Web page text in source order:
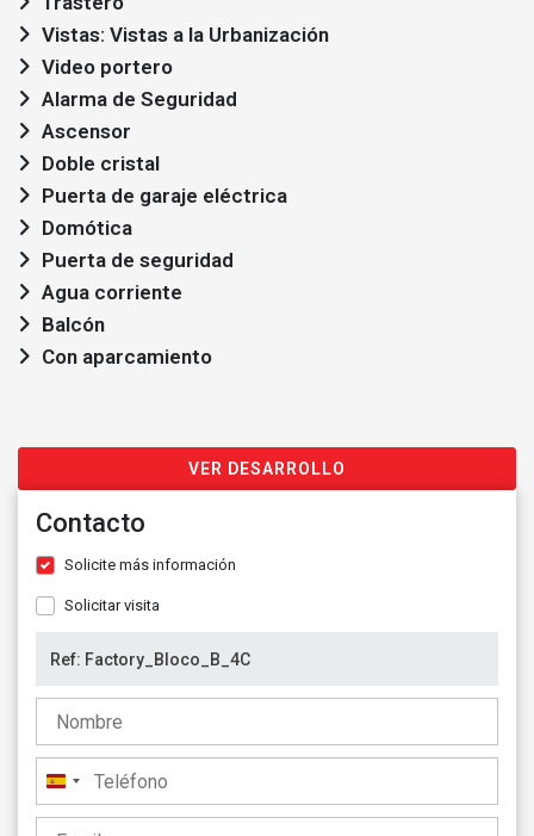
Vistas: Vistas a la Urbanización
Video portero
Alarma de Seguridad
Ascensor
Doble cristal
Puerta de garaje eléctrica
Domótica
Puerta de seguridad
Agua corriente
Balcón
Con aparcamiento
VER DESARROLLO
Contacto
Solicite más información
Solicitar visita
España
+34